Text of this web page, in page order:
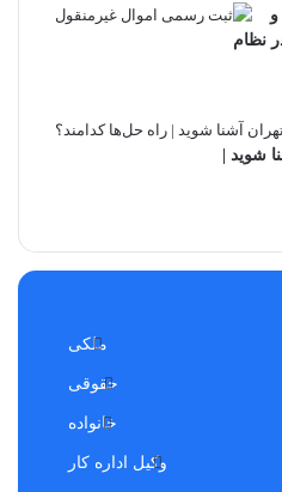
و
نظام
شوید |
ملکی
حقوقی
خانواده
وکیل اداره کار